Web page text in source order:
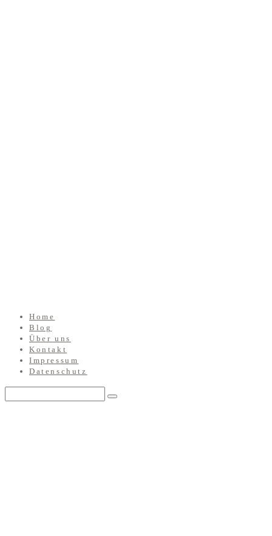
Home
Blog
Über uns
Kontakt
Impressum
Datenschutz